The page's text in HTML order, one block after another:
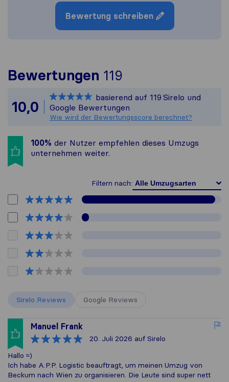
Bewertung schreiben
Bewertungen 119
Alle
10,0
basierend auf 119 Sirelo und
Google Bewertungen
Wie wird der Bewertungsscore berechnet?
100% der Nutzer empfehlen dieses Umzugs​
unternehmen weiter.
Filtern nach:
Sirelo Reviews Google Reviews
Manuel Frank
20. Juli 2026 auf Sirelo
Hallo =)
Ich habe A.P.P. Logistic beauftragt, um meinen Umzug von
Beckum nach Wien zu organisieren. Die Leute sind super nett